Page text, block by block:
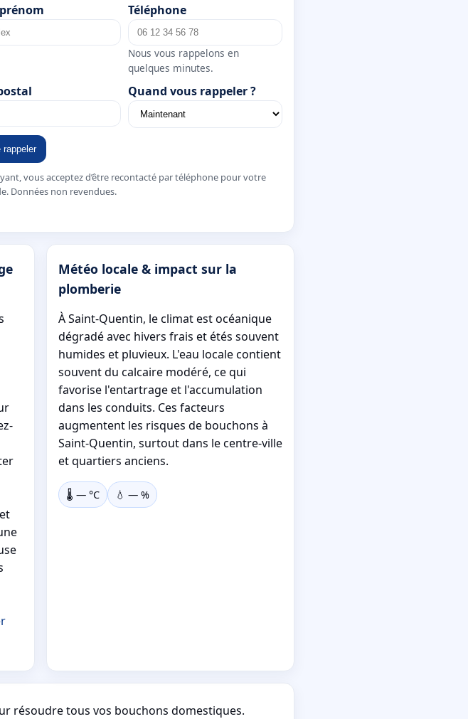
Téléphone
Nous vous rappelons en
quelques minutes.
Quand vous rappeler ?
rappeler
vous acceptez d’être recontacté par téléphone pour votre
Données non revendues.
Météo locale & impact sur la
plomberie
À Saint-Quentin, le climat est océanique
dégradé avec hivers frais et étés souvent
humides et pluvieux. L'eau locale contient
souvent du calcaire modéré, ce qui
favorise l'entartrage et l'accumulation
dans les conduits. Ces facteurs
augmentent les risques de bouchons à
Saint-Quentin, surtout dans le centre-ville
et quartiers anciens.
🌡️ —°C 💧 —%
résoudre tous vos bouchons domestiques.